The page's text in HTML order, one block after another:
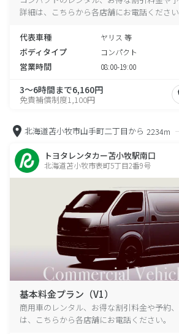
詳細は、こちらから各店舗にお電話ください
代表車種 ヤリス 等
ボディタイプ コンパクト
営業時間 08:00-19:00
3～6時間まで6,160円
免責補償制度1,100円
北海道苫小牧市山手町二丁目から 2234m
トヨタレンタカー苫小牧駅南口
北海道苫小牧市表町5丁目2番9号
基本料金プラン（V1）
商用車のレンタル、お得な割引料金や予約
は、こちらから各店舗にお電話ください。